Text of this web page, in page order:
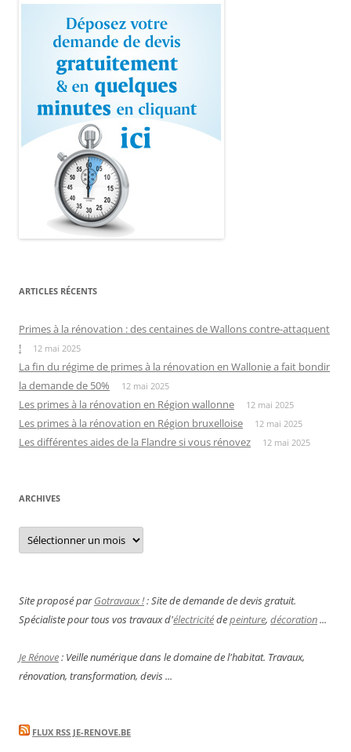
ARTICLES RÉCENTS
Primes à la rénovation : des centaines de Wallons contre-attaquent
!
12 mai 2025
La fin du régime de primes à la rénovation en Wallonie a fait bondir
la demande de 50%
12 mai 2025
Les primes à la rénovation en Région wallonne 12 mai 2025
Les primes à la rénovation en Région bruxelloise 12 mai 2025
Les différentes aides de la Flandre si vous rénovez 12 mai 2025
ARCHIVES
Archives
Site proposé parGotravaux !: Site de demande de devis gratuit.
Spécialiste pour tous vos travaux d'électricitédepeinture, décoration...
Je Rénove: Veille numérique dans le domaine de l'habitat. Travaux,
rénovation, transformation, devis ...
FLUX RSS JE-RENOVE.BE